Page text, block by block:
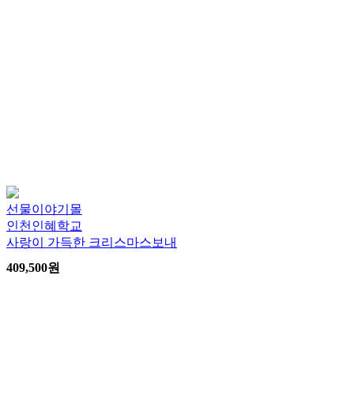
선물이야기몰
인천인혜학교
사랑이 가득한 크리스마스보내
409,500원